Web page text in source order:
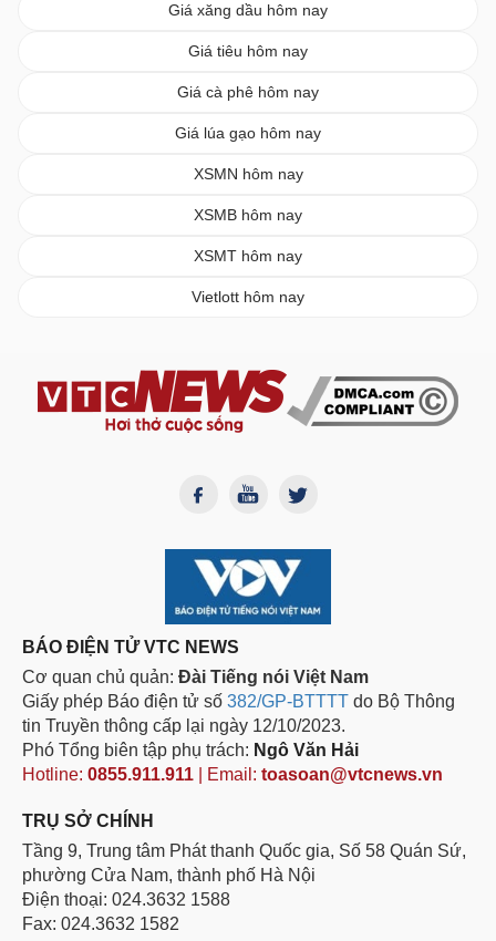
Giá xăng dầu hôm nay
Giá tiêu hôm nay
Giá cà phê hôm nay
Giá lúa gạo hôm nay
XSMN hôm nay
XSMB hôm nay
XSMT hôm nay
Vietlott hôm nay
BÁO ĐIỆN TỬ VTC NEWS
Cơ quan chủ quản: Đài Tiếng nói Việt Nam
Giấy phép Báo điện tử số 382/GP-BTTTT do Bộ Thông
tin Truyền thông cấp lại ngày 12/10/2023.
Phó Tổng biên tập phụ trách: Ngô Văn Hải
Hotline: 0855.911.911 | Email: toasoan@vtcnews.vn
TRỤ SỞ CHÍNH
Tầng 9, Trung tâm Phát thanh Quốc gia, Số 58 Quán Sứ,
phường Cửa Nam, thành phố Hà Nội
Điện thoại: 024.3632 1588
Fax: 024.3632 1582